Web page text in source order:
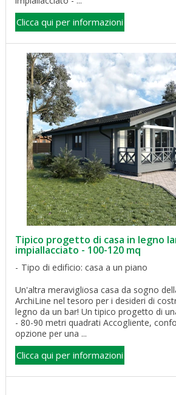
Clicca qui per informazioni
Tipico progetto di casa in legno
impiallacciato - 100-120 mq
Tipo di edificio: casa a un piano
Un'altra meravigliosa casa da sogno
ArchiLine nel tesoro per i desideri di
legno da un bar! Un tipico progetto di
- 80-90 metri quadrati Accogliente,
opzione per una ...
Clicca qui per informazioni